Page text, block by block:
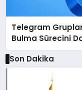
Telegram
Bulma Sürecini
Son Dakika